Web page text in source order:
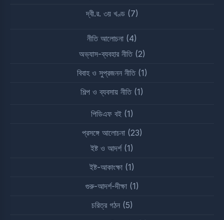
দ্বী.র. ৩য় খণ্ড(7)
নীতি আলোচনা (4)
অভ্যাস-ব্যবহার নীতি(2)
বিবাহ ও সুপ্রজনন নীতি(1)
শিল্প ও ব্যবসায় নীতি(1)
পিডিএফ বই(1)
প্রসঙ্গে আলোচনা(23)
ইষ্ট ও আদর্শ(1)
ইষ্ট-আকাংক্ষা (1)
গুরু-আদর্শ-দীক্ষা(1)
চরিত্র গঠন(5)